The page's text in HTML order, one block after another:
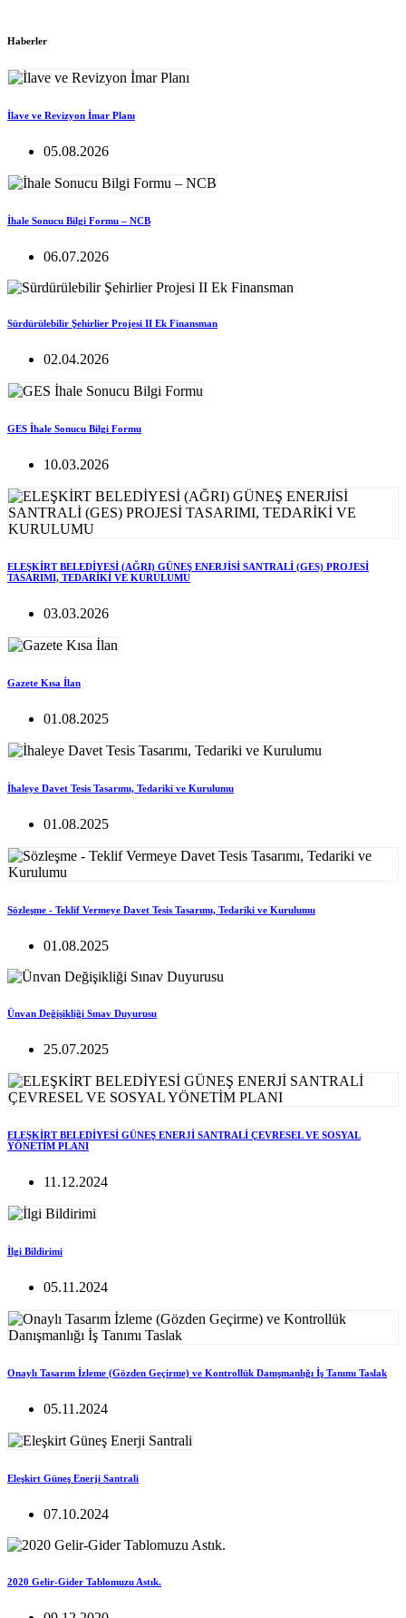
Haberler
İlave ve Revizyon İmar Planı
05.08.2026
İhale Sonucu Bilgi Formu – NCB
06.07.2026
Sürdürülebilir Şehirlier Projesi II Ek Finansman
02.04.2026
GES İhale Sonucu Bilgi Formu
10.03.2026
ELEŞKİRT BELEDİYESİ (AĞRI) GÜNEŞ ENERJİSİ SANTRALİ (GES) PROJESİ
TASARIMI, TEDARİKİ VE KURULUMU
03.03.2026
Gazete Kısa İlan
01.08.2025
İhaleye Davet Tesis Tasarımı, Tedariki ve Kurulumu
01.08.2025
Sözleşme - Teklif Vermeye Davet Tesis Tasarımı, Tedariki ve Kurulumu
01.08.2025
Ünvan Değişikliği Sınav Duyurusu
25.07.2025
ELEŞKİRT BELEDİYESİ GÜNEŞ ENERJİ SANTRALİ ÇEVRESEL VE SOSYAL
YÖNETİM PLANI
11.12.2024
İlgi Bildirimi
05.11.2024
Onaylı Tasarım İzleme (Gözden Geçirme) ve Kontrollük Danışmanlığı İş Tanımı Taslak
05.11.2024
Eleşkirt Güneş Enerji Santrali
07.10.2024
2020 Gelir-Gider Tablomuzu Astık.